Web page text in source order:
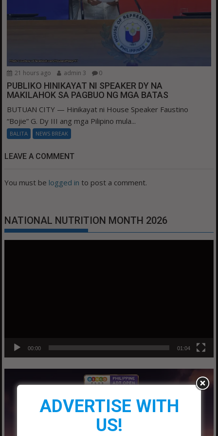
21 hours ago admin 3 0
PUBLIKO HINIKAYAT NI SPEAKER DY NA
MAKILAHOK SA PAGBUO NG MGA BATAS
BUTUAN CITY — Hinikayat ni House Speaker Faustino
“Bojie” G. Dy III ang mga Pilipino mula...
BALITA NEWS BREAK
LEAVE A COMMENT
You must be logged in to post a comment.
NATIONAL NUTRITION MONTH 2026
00:00 01:04
ADVERTISE WITH
US!